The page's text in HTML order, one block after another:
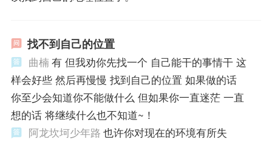
找不到自己的位置
曲楠有 但我劝你先找一个 自己能干的事情干 这
样会好些 然后再慢慢 找到自己的位置 如果做的话
你至少会知道你不能做什么 但如果你一直迷茫 一直
想的话 将继续什么也不知道~！
阿龙坎坷少年路 也许你对现在的环境有所失